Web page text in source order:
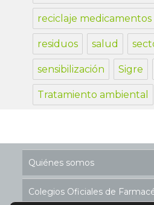
reciclaje medicamentos
residuos salud
sensibilización Sigre
Tratamiento ambiental
Quiénes somos
Colegios Oficiales de